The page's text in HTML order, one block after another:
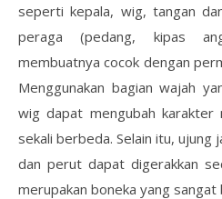
seperti kepala, wig, tangan
peraga (pedang, kipas
membuatnya cocok dengan
Menggunakan bagian wajah
wig dapat mengubah karakter
sekali berbeda. Selain itu, ujung
dan perut dapat digerakkan
merupakan boneka yang